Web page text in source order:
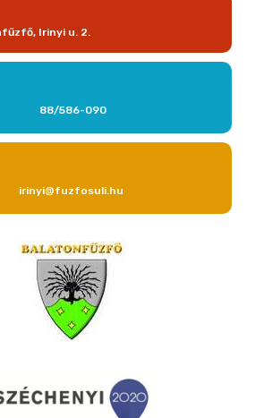
Irinyi u. 2.
88/586-090
irinyi@fuzfosuli.hu